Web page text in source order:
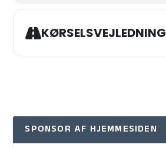
KØRSELSVEJLEDNING
SPONSOR AF HJEMMESIDEN